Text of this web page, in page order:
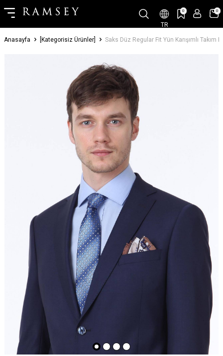
TR
0 0
Anasayfa [Kategorisiz Ürünler] Saks Düz Regular Fit Yün Karışımlı Takım